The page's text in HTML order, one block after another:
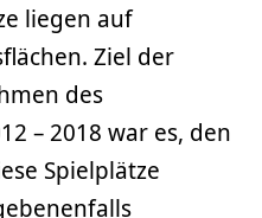
liegen auf
Ziel der
des
– 2018 war es, den
Spielplätze